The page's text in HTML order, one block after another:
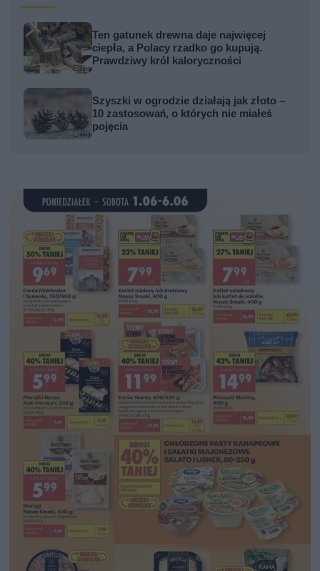
Ten gatunek drewna daje najwięcej
ciepła, a Polacy rzadko go kupują.
Prawdziwy król kaloryczności
Szyszki w ogrodzie działają jak złoto –
10 zastosowań, o których nie miałeś
pojęcia